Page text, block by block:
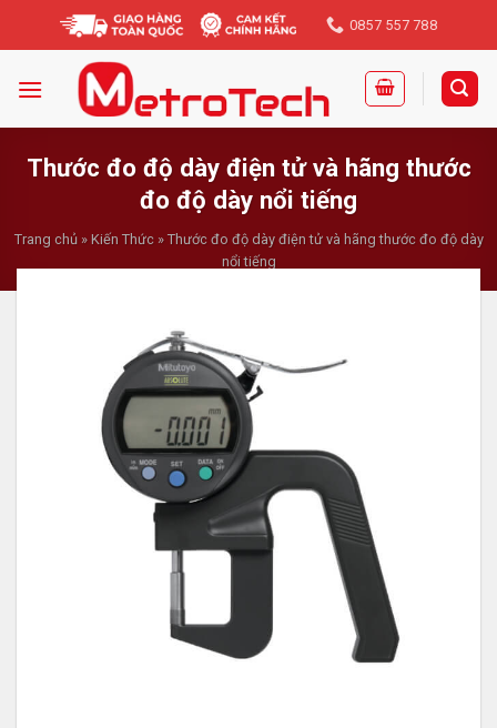
0857 557 788
Thước đo độ dày điện tử và hãng thước
đo độ dày nổi tiếng
Trang chủ» Kiến Thức » Thước đo độ dày điện tử và hãng thước đo độ dày
nổi tiếng